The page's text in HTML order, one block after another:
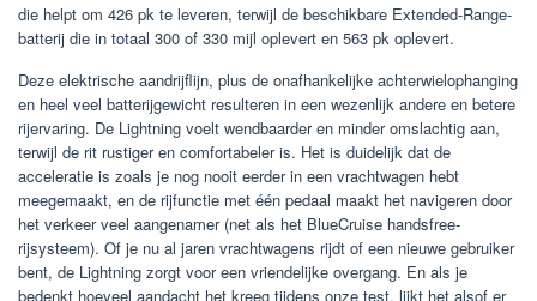
die helpt om 426 pk te leveren, terwijl de beschikbare Extended-Range-
batterij die in totaal 300 of 330 mijl oplevert en 563 pk oplevert.
Deze elektrische aandrijflijn, plus de onafhankelijke achterwielophanging
en heel veel batterijgewicht resulteren in een wezenlijk andere en betere
rijervaring. De Lightning voelt wendbaarder en minder omslachtig aan,
terwijl de rit rustiger en comfortabeler is. Het is duidelijk dat de
acceleratie is zoals je nog nooit eerder in een vrachtwagen hebt
meegemaakt, en de rijfunctie met één pedaal maakt het navigeren door
het verkeer veel aangenamer (net als het BlueCruise handsfree-
rijsysteem). Of je nu al jaren vrachtwagens rijdt of een nieuwe gebruiker
bent, de Lightning zorgt voor een vriendelijke overgang. En als je
bedenkt hoeveel aandacht het kreeg tijdens onze test, lijkt het alsof er